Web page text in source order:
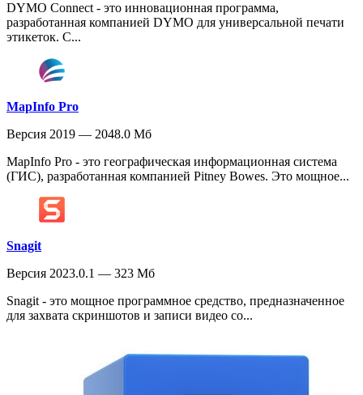
DYMO Connect - это инновационная программа,
разработанная компанией DYMO для универсальной печати
этикеток. С...
MapInfo Pro
Версия 2019 — 2048.0 Мб
MapInfo Pro - это географическая информационная система
(ГИС), разработанная компанией Pitney Bowes. Это мощное...
Snagit
Версия 2023.0.1 — 323 Мб
Snagit - это мощное программное средство, предназначенное
для захвата скриншотов и записи видео со...